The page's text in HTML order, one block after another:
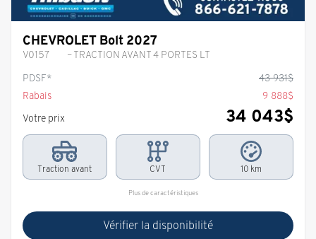
CHEVROLET Bolt 2027
V0157
– TRACTION AVANT 4 PORTES LT
PDSF*
43 931$
Rabais
9 888$
Votre prix
34 043$
Traction avant CVT 10 km
Plus de caractéristiques
Vérifier la disponibilité